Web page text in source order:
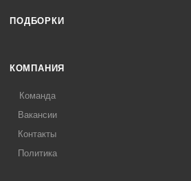
ПОДБОРКИ
КОМПАНИЯ
Команда
Вакансии
Контакты
Политика